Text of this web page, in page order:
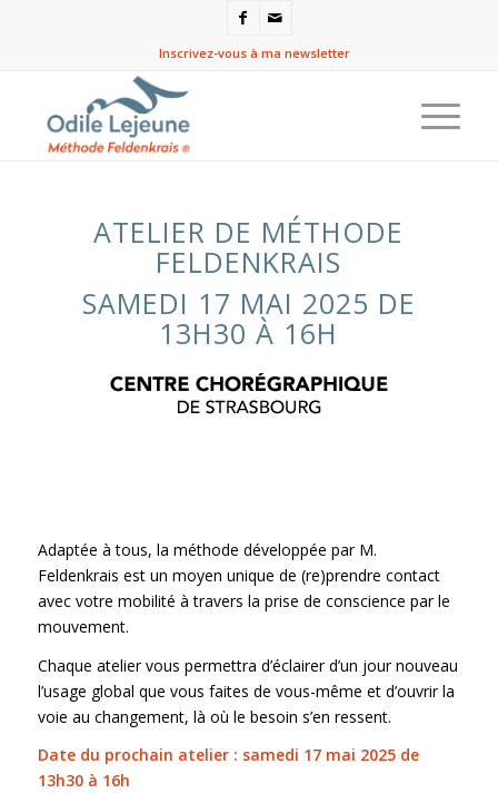
Inscrivez-vous à ma newsletter
ATELIER DE MÉTHODE
FELDENKRAIS
SAMEDI 17 MAI 2025 DE
13H30 À 16H
Adaptée à tous, la méthode développée par M.
Feldenkrais est un moyen unique de (re)prendre contact
avec votre mobilité à travers la prise de conscience par le
mouvement.
Chaque atelier vous permettra d’éclairer d’un jour nouveau
l’usage global que vous faites de vous-même et d’ouvrir la
voie au changement, là où le besoin s’en ressent.
Date du prochain atelier : samedi 17 mai 2025 de
13h30 à 16h